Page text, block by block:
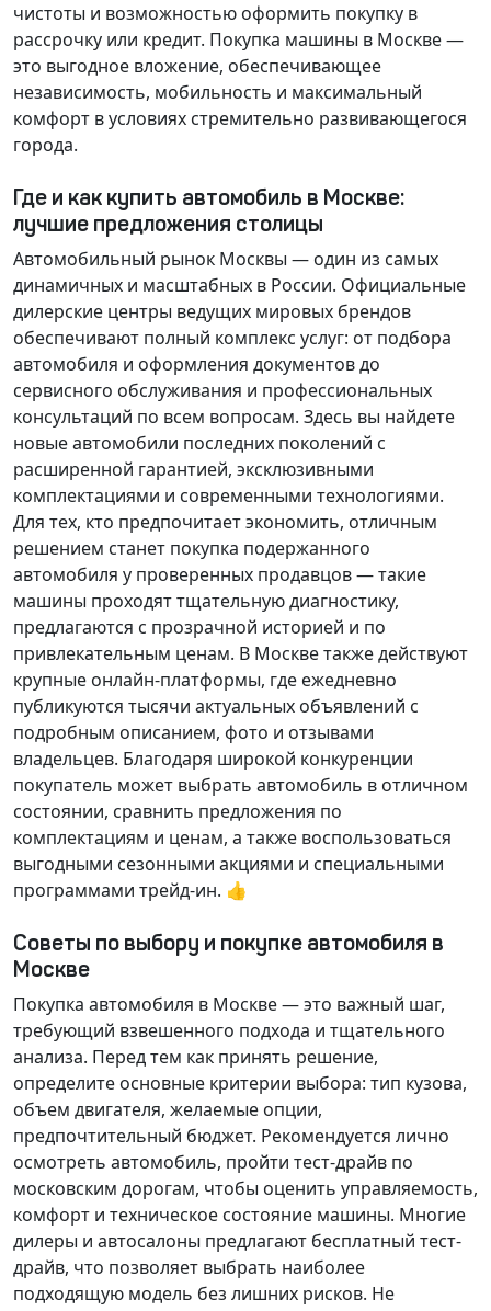
чистоты и возможностью оформить покупку в
рассрочку или кредит. Покупка машины в Москве —
это выгодное вложение, обеспечивающее
независимость, мобильность и максимальный
комфорт в условиях стремительно развивающегося
города.
Где и как купить автомобиль в Москве:
лучшие предложения столицы
Автомобильный рынок Москвы — один из самых
динамичных и масштабных в России. Официальные
дилерские центры ведущих мировых брендов
обеспечивают полный комплекс услуг: от подбора
автомобиля и оформления документов до
сервисного обслуживания и профессиональных
консультаций по всем вопросам. Здесь вы найдете
новые автомобили последних поколений с
расширенной гарантией, эксклюзивными
комплектациями и современными технологиями.
Для тех, кто предпочитает экономить, отличным
решением станет покупка подержанного
автомобиля у проверенных продавцов — такие
машины проходят тщательную диагностику,
предлагаются с прозрачной историей и по
привлекательным ценам. В Москве также действуют
крупные онлайн-платформы, где ежедневно
публикуются тысячи актуальных объявлений с
подробным описанием, фото и отзывами
владельцев. Благодаря широкой конкуренции
покупатель может выбрать автомобиль в отличном
состоянии, сравнить предложения по
комплектациям и ценам, а также воспользоваться
выгодными сезонными акциями и специальными
программами трейд-ин. 👍
Советы по выбору и покупке автомобиля в
Москве
Покупка автомобиля в Москве — это важный шаг,
требующий взвешенного подхода и тщательного
анализа. Перед тем как принять решение,
определите основные критерии выбора: тип кузова,
объем двигателя, желаемые опции,
предпочтительный бюджет. Рекомендуется лично
осмотреть автомобиль, пройти тест-драйв по
московским дорогам, чтобы оценить управляемость,
комфорт и техническое состояние машины. Многие
дилеры и автосалоны предлагают бесплатный тест-
драйв, что позволяет выбрать наиболее
подходящую модель без лишних рисков. Не